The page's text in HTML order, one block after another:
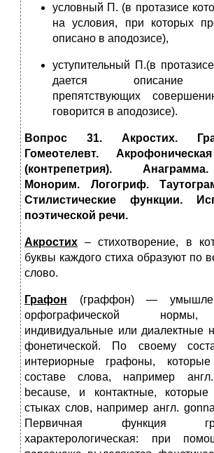
условный П. (в протазисе
на условия, при которых
описано в аподозисе),
уступительный П.(в
дается описание
препятствующих
говорится в аподозисе).
Вопрос 31. Акростих.
Гомеотелевт.
(контрепетрия).
Монорим. Логогриф.
Стилистические функции.
поэтической речи.
Акростих – стихотворение, в
буквы каждого стиха образуют по
слово.
Графон (граффон) —
орфографической
индивидуальные или диалектные
фонетической. По своему
интериорные графоны,
составе слова, например
because, и контактные,
стыках слов, например англ.
Первичная функция
характерологическая: при